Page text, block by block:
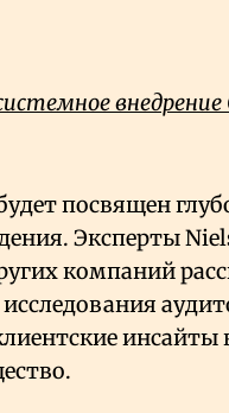
внедрение
посвящен
Эксперты
компаний
инсайты